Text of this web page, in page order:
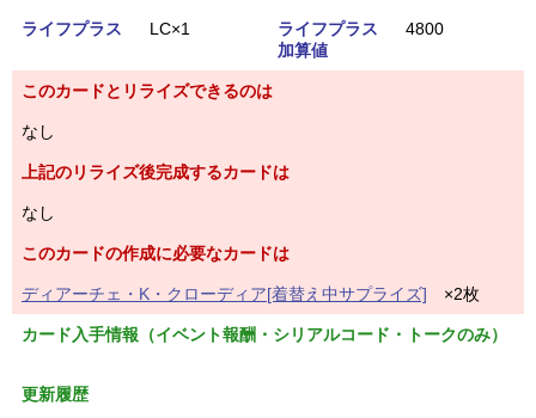
ライフプラス LC×1
ライフプラス
加算値
4800
このカードとリライズできるのは
なし
上記のリライズ後完成するカードは
なし
このカードの作成に必要なカードは
ディアーチェ・K・クローディア[着替え中サプライズ] ×2枚
カード入手情報（イベント報酬・シリアルコード・トークのみ）
更新履歴